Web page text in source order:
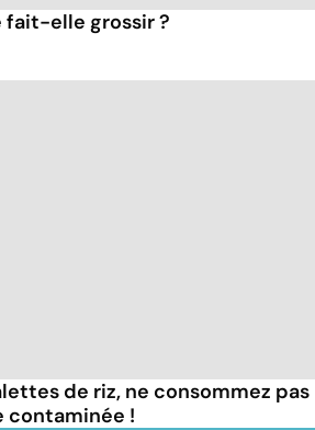
fait-elle grossir ?
de riz, ne consommez pas
!